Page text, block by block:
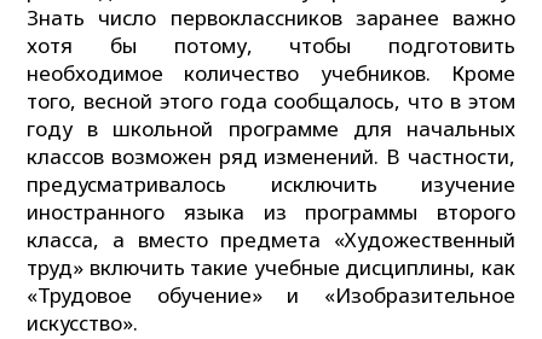
Знать число первоклассников заранее важно
хотя бы потому, чтобы подготовить
необходимое количество учебников. Кроме
того, весной этого года сообщалось, что в этом
году в школьной программе для начальных
классов возможен ряд изменений. В частности,
предусматривалось исключить изучение
иностранного языка из программы второго
класса, а вместо предмета «Художественный
труд» включить такие учебные дисциплины, как
«Трудовое обучение» и «Изобразительное
искусство».